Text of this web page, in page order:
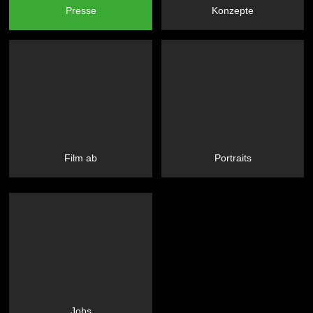
Presse Konzepte
Film ab Portraits
Jobs